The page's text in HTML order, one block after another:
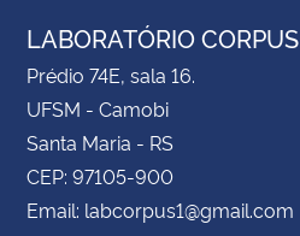
LABORATÓRIO CORPUS
Prédio 74E, sala 16.
UFSM - Camobi
Santa Maria - RS
CEP: 97105-900
Email: labcorpus1@gmail.com